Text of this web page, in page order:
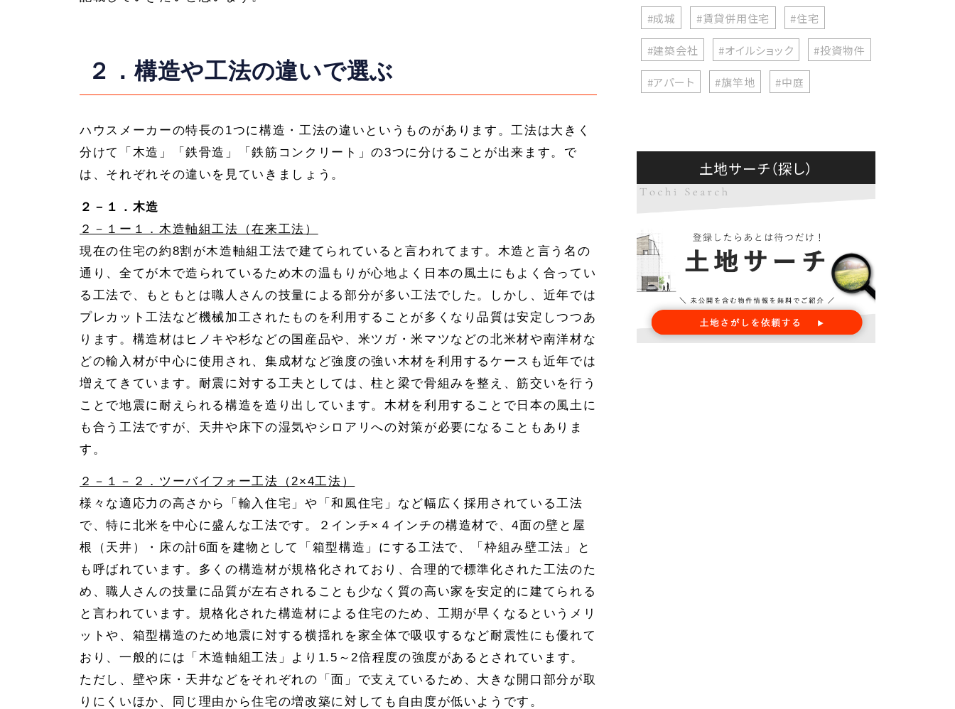
２．構造や工法の違いで選ぶ
ハウスメーカーの特長の1つに構造・工法の違いというものがあります。工法は大きく
分けて「木造」「鉄骨造」「鉄筋コンクリート」の3つに分けることが出来ます。で
は、それぞれその違いを見ていきましょう。
２－１．木造
２－１ー１．木造軸組工法（在来工法）
現在の住宅の約8割が木造軸組工法で建てられていると言われてます。木造と言う名の
通り、全てが木で造られているため木の温もりが心地よく日本の風土にもよく合ってい
る工法で、もともとは職人さんの技量による部分が多い工法でした。しかし、近年では
プレカット工法など機械加工されたものを利用することが多くなり品質は安定しつつあ
ります。構造材はヒノキや杉などの国産品や、米ツガ・米マツなどの北米材や南洋材な
どの輸入材が中心に使用され、集成材など強度の強い木材を利用するケースも近年では
増えてきています。耐震に対する工夫としては、柱と梁で骨組みを整え、筋交いを行う
ことで地震に耐えられる構造を造り出しています。木材を利用することで日本の風土に
も合う工法ですが、天井や床下の湿気やシロアリへの対策が必要になることもありま
す。
２－１－２．ツーバイフォー工法（2×4工法）
様々な適応力の高さから「輸入住宅」や「和風住宅」など幅広く採用されている工法
で、特に北米を中心に盛んな工法です。２インチ×４インチの構造材で、4面の壁と屋
根（天井）・床の計6面を建物として「箱型構造」にする工法で、「枠組み壁工法」と
も呼ばれています。多くの構造材が規格化されており、合理的で標準化された工法のた
め、職人さんの技量に品質が左右されることも少なく質の高い家を安定的に建てられる
と言われています。規格化された構造材による住宅のため、工期が早くなるというメリ
ットや、箱型構造のため地震に対する横揺れを家全体で吸収するなど耐震性にも優れて
おり、一般的には「木造軸組工法」より1.5～2倍程度の強度があるとされています。
ただし、壁や床・天井などをそれぞれの「面」で支えているため、大きな開口部分が取
りにくいほか、同じ理由から住宅の増改築に対しても自由度が低いようです。
#成城 #賃貸併用住宅 #住宅
#建築会社 #オイルショック #投資物件
#アパート #旗竿地 #中庭
土地サーチ（探し）